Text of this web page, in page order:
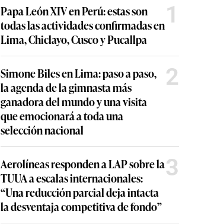
Papa León XIV en Perú: estas son
todas las actividades confirmadas en
Lima, Chiclayo, Cusco y Pucallpa
1
Simone Biles en Lima: paso a paso,
la agenda de la gimnasta más
ganadora del mundo y una visita
que emocionará a toda una
selección nacional
2
Aerolíneas responden a LAP sobre la
TUUA a escalas internacionales:
“Una reducción parcial deja intacta
la desventaja competitiva de fondo”
3